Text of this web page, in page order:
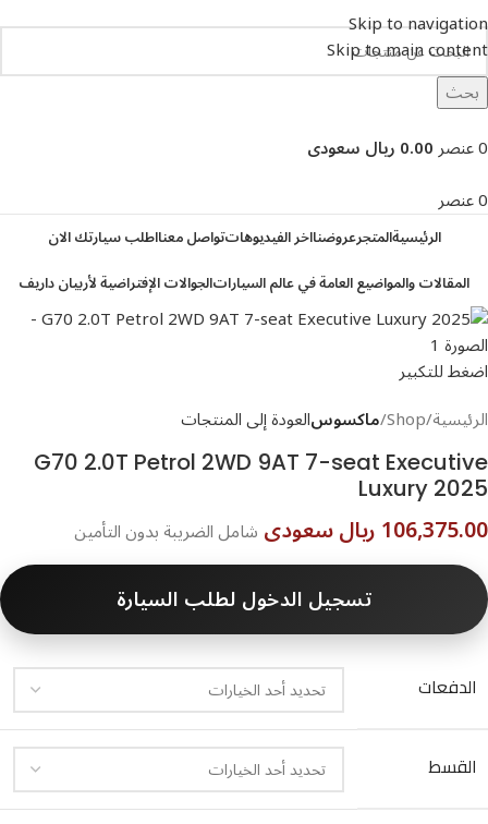
Skip to navigation
Skip to main content
بحث
0عنصر0.00 ريال سعودى
0عنصر
الرئيسيةالمتجرعروضنااخر الفيديوهاتتواصل معنااطلب سيارتك الان
المقالات والمواضيع العامة في عالم السياراتالجوالات الإفتراضية لأربيان داريف
اضغط للتكبير
الرئيسية Shop ماكسوسالعودة إلى المنتجات
G70 2.0T Petrol 2WD 9AT 7-seat Executive
Luxury 2025
106,375.00 ريال سعودى شامل الضريبة بدون التأمين
تسجيل الدخول لطلب السيارة
الدفعات
القسط